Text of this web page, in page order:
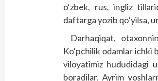
o‘zbek, rus, ingliz
daftarga yozib qo‘yilsa,
Darhaqiqat,
Ko‘pchilik odamlar
viloyatimiz hududidagi
boradilar. Ayrim